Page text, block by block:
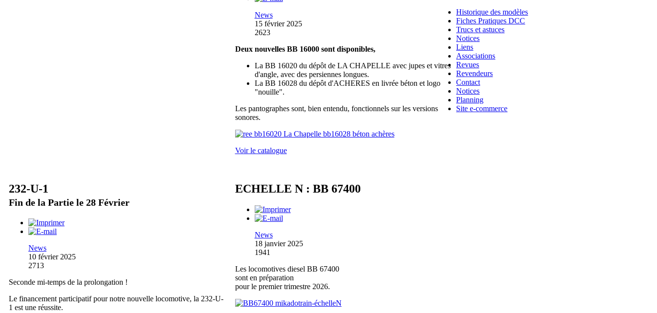
News
15 février 2025
2623
Deux nouvelles BB 16000 sont disponibles,
La BB 16020 du dépôt de LA CHAPELLE avec jupes et vitres
d'angle, avec des persiennes longues.
La BB 16028 du dépôt d'ACHERES en livrée béton et logo
"nouille".
Les pantographes sont, bien entendu, fonctionnels sur les versions
sonores.
Voir le catalogue
232-U-1
Fin de la Partie le 28 Février
News
10 février 2025
2713
Seconde mi-temps de la prolongation !
Le financement participatif pour notre nouvelle locomotive, la 232-U-
1 est une réussite.
ECHELLE N : BB 67400
News
18 janvier 2025
1941
Les locomotives diesel BB 67400
sont en préparation
pour le premier trimestre 2026.
Historique des modèles
Fiches Pratiques DCC
Trucs et astuces
Notices
Liens
Associations
Revues
Revendeurs
Contact
Notices
Planning
Site e-commerce